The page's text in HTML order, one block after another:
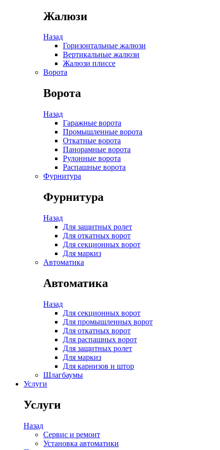
Жалюзи
Назад
Горизонтальные жалюзи
Вертикальные жалюзи
Жалюзи плиссе
Ворота
Ворота
Назад
Гаражные ворота
Промышленные ворота
Откатные ворота
Панорамные ворота
Рулонные ворота
Распашные ворота
Фурнитура
Фурнитура
Назад
Для защитных ролет
Для откатных ворот
Для секционных ворот
Для маркиз
Автоматика
Автоматика
Назад
Для секционных ворот
Для промышленных ворот
Для откатных ворот
Для распашных ворот
Для защитных ролет
Для маркиз
Для карнизов и штор
Шлагбаумы
Услуги
Услуги
Назад
Сервис и ремонт
Установка автоматики